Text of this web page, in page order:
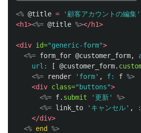
<% @title = '顧客アカウントの編集'
<h1><%= @title %></h1>
<div id="generic-form">
<%= form_for @customer_form,
url:
[ @customer_form.
<%=
render 'form' , f: f %>
<div class="buttons">
<%= f. submit '更新'
%>
<%= link_to 'キャンセル' ,
</div>
<% end
%>